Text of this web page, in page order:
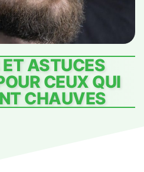
ASTUCES
CEUX QUI
CHAUVES